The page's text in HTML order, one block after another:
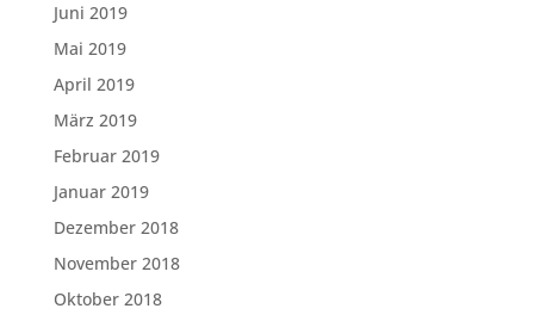
Juni 2019
Mai 2019
April 2019
März 2019
Februar 2019
Januar 2019
Dezember 2018
November 2018
Oktober 2018